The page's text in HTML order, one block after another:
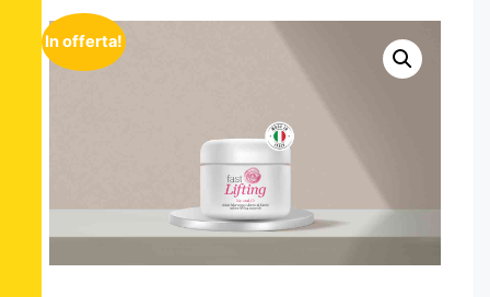
In offerta!